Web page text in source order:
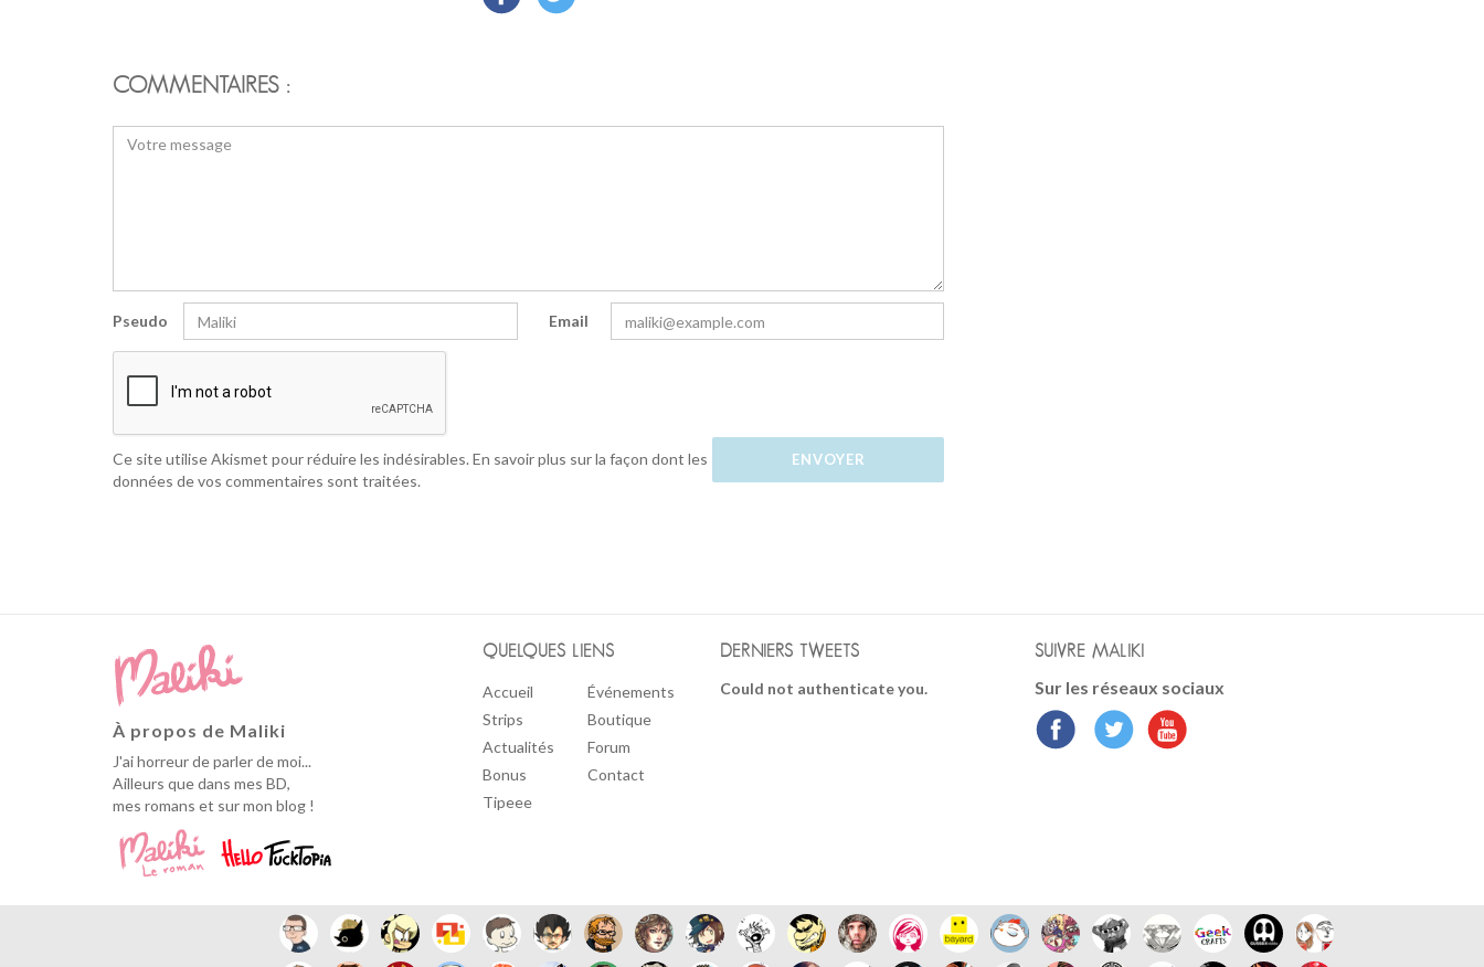
COMMENTAIRES :
Pseudo Email
Ce site utilise Akismet pour réduire les indésirables.En savoir plus sur la façon dont les
données de vos commentaires sont traitées.
À propos de Maliki
J'ai horreur de parler de moi...
Ailleurs que dans mes BD,
mes romans et sur mon blog !
QUELQUES LIENS
Accueil
Strips
Actualités
Bonus
Tipeee
Événements
Boutique
Forum
Contact
DERNIERS TWEETS
Could not authenticate you.
SUIVRE MALIKI
Sur les réseaux sociaux